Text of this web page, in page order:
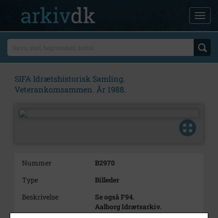
SIFA Idrætshistorisk Samling.
Veterankomsammen. År 1988.
Nummer
B2970
Type
Billeder
Beskrivelse
Se også F94.
Aalborg Idrætsarkiv.